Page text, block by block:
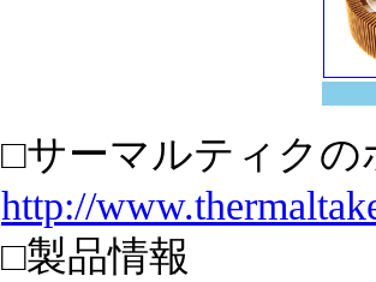
□サーマルティクの
http://
□製品情報